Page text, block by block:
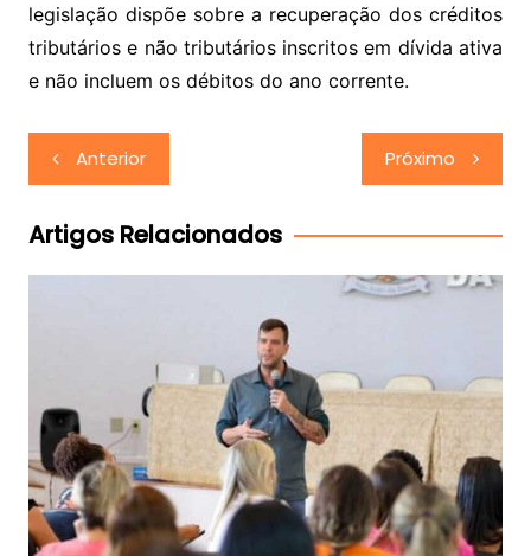
legislação dispõe sobre a recuperação dos créditos
tributários e não tributários inscritos em dívida ativa
e não incluem os débitos do ano corrente.
Navegação
de
Post
Anterior Próximo
Artigos Relacionados